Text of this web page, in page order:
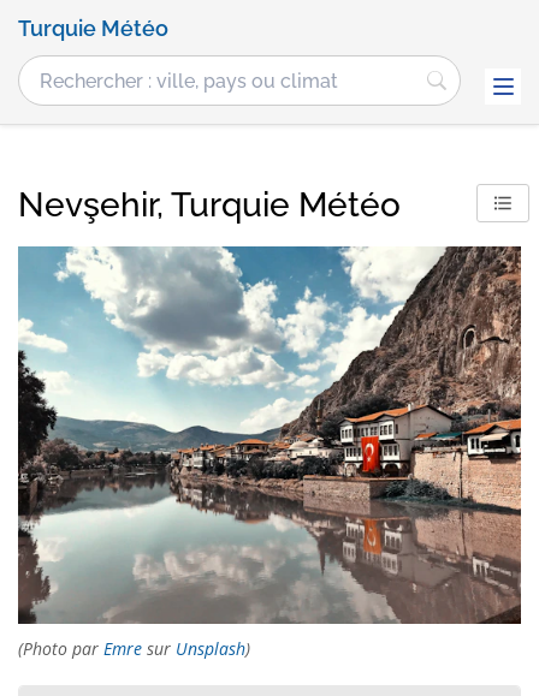
Turquie Météo
Nevşehir, Turquie Météo
(Photo par Emre sur Unsplash)